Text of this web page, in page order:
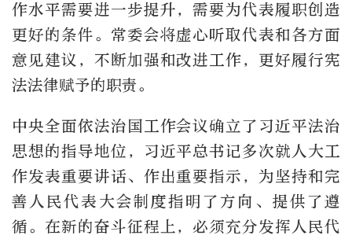
作水平需要进一步提升，需要为代表履职创造
更好的条件。常委会将虚心听取代表和各方面
意见建议，不断加强和改进工作，更好履行宪
法法律赋予的职责。
中央全面依法治国工作会议确立了习近平法治
思想的指导地位，习近平总书记多次就人大工
作发表重要讲话、作出重要指示，为坚持和完
善人民代表大会制度指明了方向、提供了遵
循。在新的奋斗征程上，必须充分发挥人民代